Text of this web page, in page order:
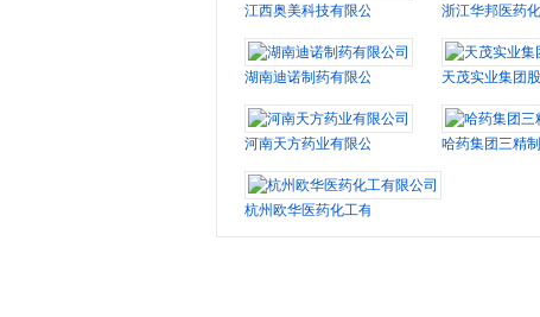
江西奥美科技有限公司 浙江华邦医药
湖南迪诺制药有限公司 天茂实业集团
河南天方药业有限公司 哈药集团三精
杭州欧华医药化工有限公司